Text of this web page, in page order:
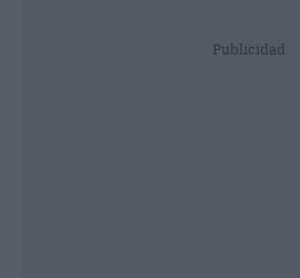
Publicidad